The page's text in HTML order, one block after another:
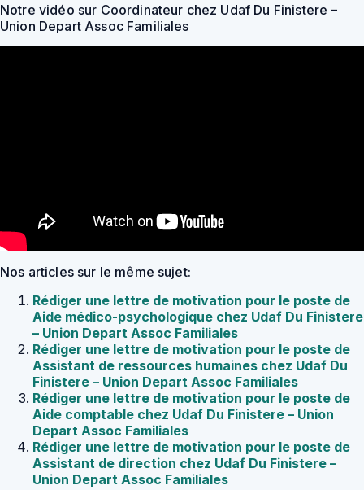
Notre vidéo sur Coordinateur chez Udaf Du Finistere –
Union Depart Assoc Familiales
Nos articles sur le même sujet:
Rédiger une lettre de motivation pour le poste de
Aide médico-psychologique chez Udaf Du Finistere
– Union Depart Assoc Familiales
Rédiger une lettre de motivation pour le poste de
Assistant de ressources humaines chez Udaf Du
Finistere – Union Depart Assoc Familiales
Rédiger une lettre de motivation pour le poste de
Aide comptable chez Udaf Du Finistere – Union
Depart Assoc Familiales
Rédiger une lettre de motivation pour le poste de
Assistant de direction chez Udaf Du Finistere –
Union Depart Assoc Familiales